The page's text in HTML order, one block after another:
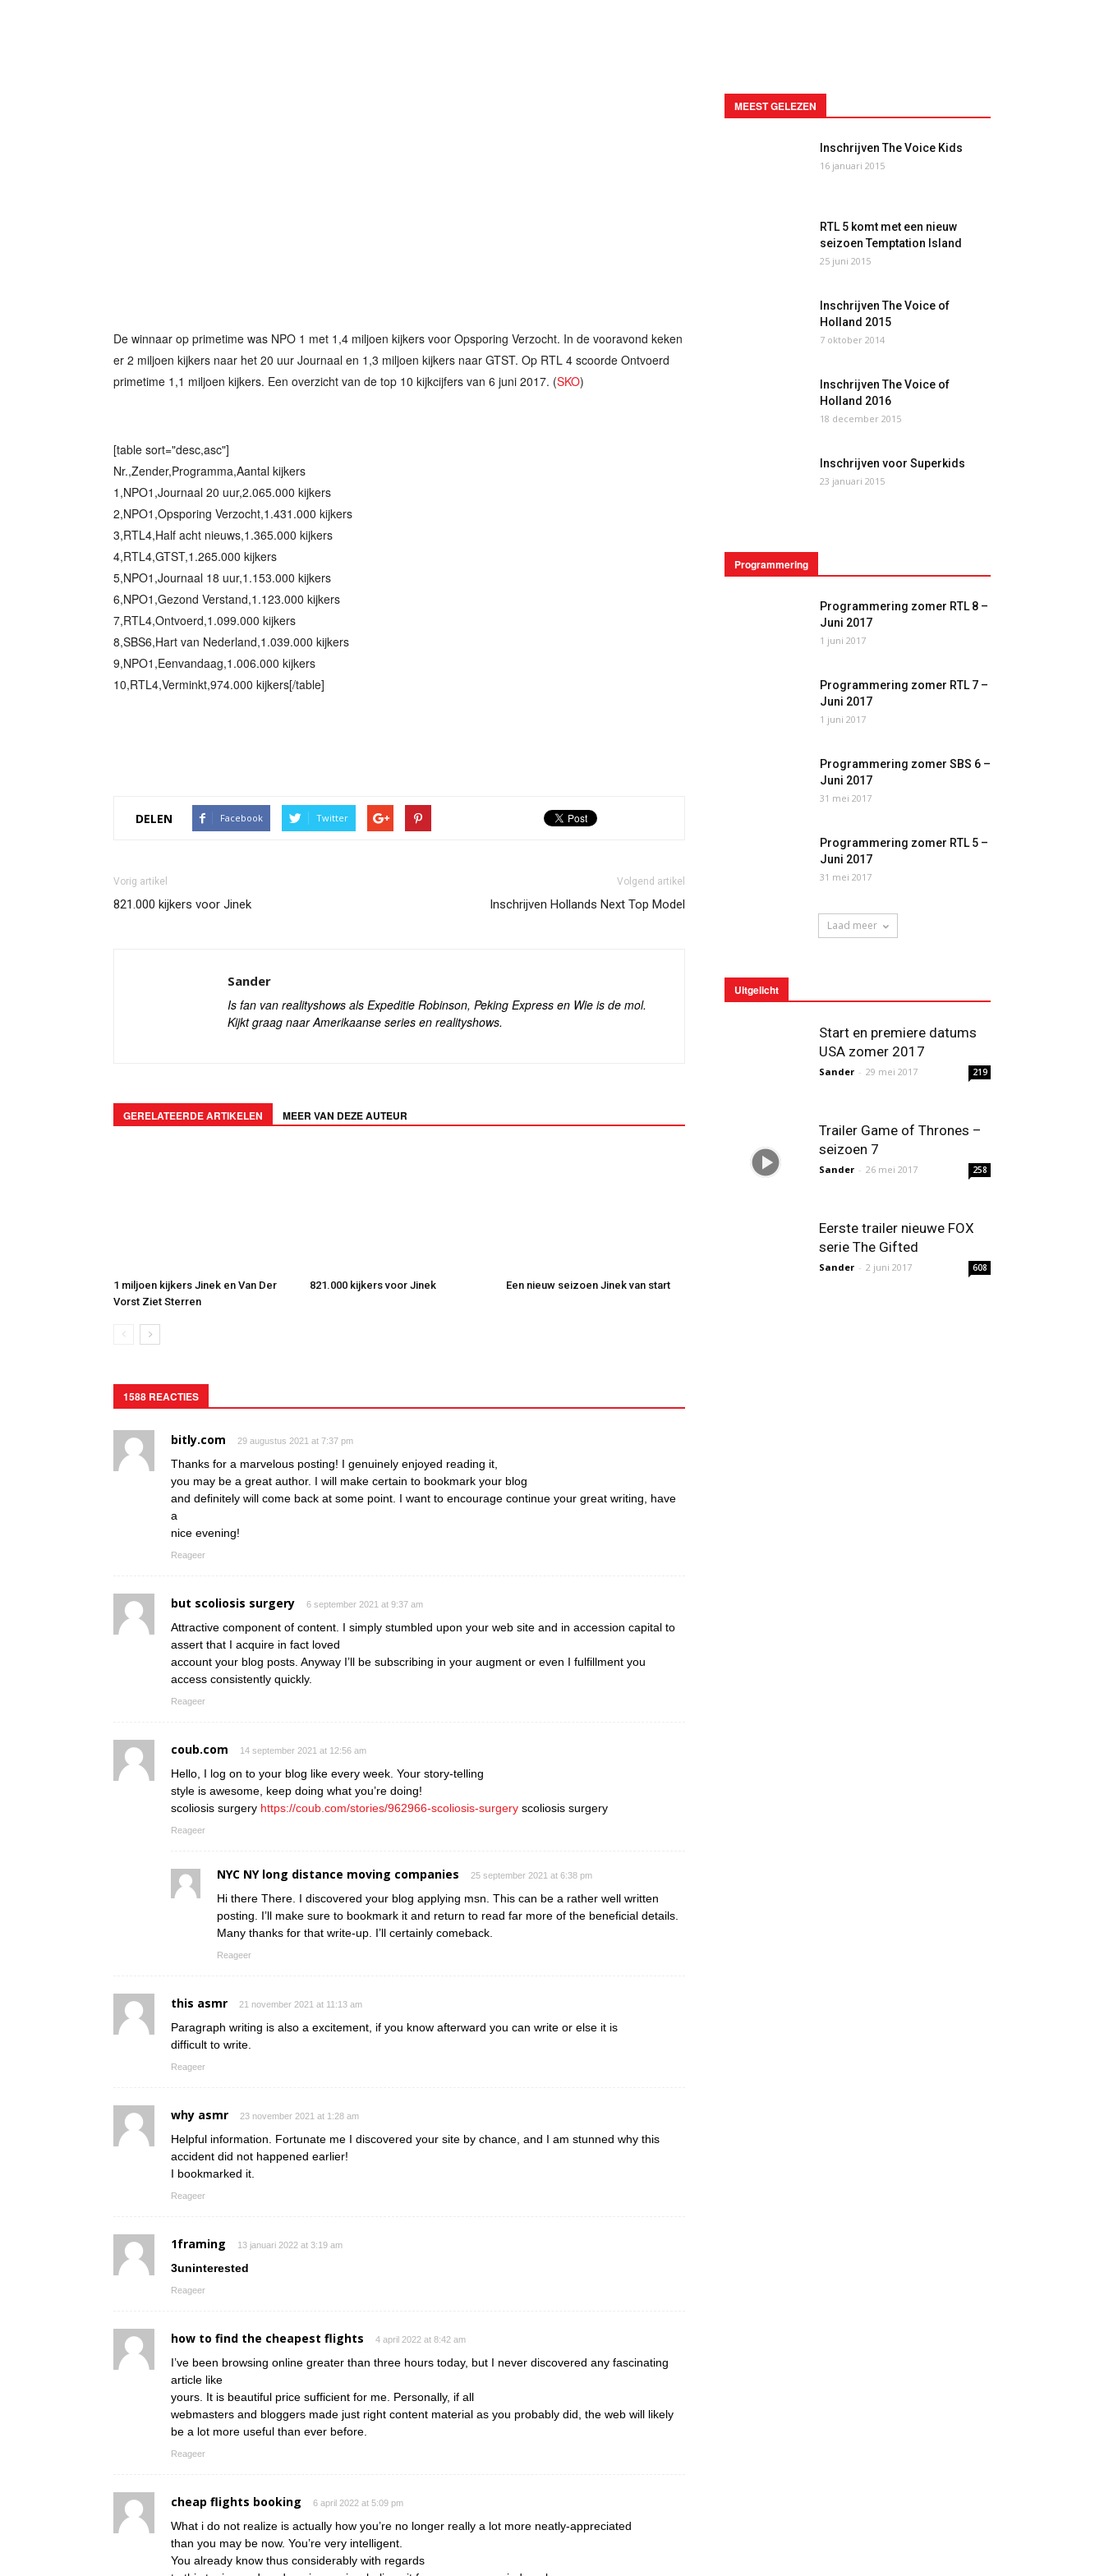
De winnaar op primetime was NPO 1 met 1,4 miljoen kijkers voor Opsporing Verzocht. In de vooravond keken
er 2 miljoen kijkers naar het 20 uur Journaal en 1,3 miljoen kijkers naar GTST. Op RTL 4 scoorde Ontvoerd
primetime 1,1 miljoen kijkers. Een overzicht van de top 10 kijkcijfers van 6 juni 2017. (SKO)
[table sort="desc,asc"]
Nr.,Zender,Programma,Aantal kijkers
1,NPO1,Journaal 20 uur,2.065.000 kijkers
2,NPO1,Opsporing Verzocht,1.431.000 kijkers
3,RTL4,Half acht nieuws,1.365.000 kijkers
4,RTL4,GTST,1.265.000 kijkers
5,NPO1,Journaal 18 uur,1.153.000 kijkers
6,NPO1,Gezond Verstand,1.123.000 kijkers
7,RTL4,Ontvoerd,1.099.000 kijkers
8,SBS6,Hart van Nederland,1.039.000 kijkers
9,NPO1,Eenvandaag,1.006.000 kijkers
10,RTL4,Verminkt,974.000 kijkers[/table]
DELEN Facebook Twitter
Vorig artikel
821.000 kijkers voor Jinek
Volgend artikel
Inschrijven Hollands Next Top Model
Sander
Is fan van realityshows als Expeditie Robinson, Peking Express en Wie is de mol.
Kijkt graag naar Amerikaanse series en realityshows.
GERELATEERDE ARTIKELEN MEER VAN DEZE AUTEUR
1 miljoen kijkers Jinek en Van Der
Vorst Ziet Sterren
821.000 kijkers voor Jinek Een nieuw seizoen Jinek van start
1588 REACTIES
bitly.com 29 augustus 2021 at 7:37 pm
Thanks for a marvelous posting! I genuinely enjoyed reading it,
you may be a great author. I will make certain to bookmark your blog
and definitely will come back at some point. I want to encourage continue your great writing, have
a
nice evening!
Reageer
but scoliosis surgery 6 september 2021 at 9:37 am
Attractive component of content. I simply stumbled upon your web site and in accession capital to
assert that I acquire in fact loved
account your blog posts. Anyway I’ll be subscribing in your augment or even I fulfillment you
access consistently quickly.
Reageer
coub.com 14 september 2021 at 12:56 am
Hello, I log on to your blog like every week. Your story-telling
style is awesome, keep doing what you’re doing!
scoliosis surgery https://coub.com/stories/962966-scoliosis-surgery scoliosis surgery
Reageer
NYC NY long distance moving companies 25 september 2021 at 6:38 pm
Hi there There. I discovered your blog applying msn. This can be a rather well written
posting. I’ll make sure to bookmark it and return to read far more of the beneficial details.
Many thanks for that write-up. I’ll certainly comeback.
Reageer
this asmr 21 november 2021 at 11:13 am
Paragraph writing is also a excitement, if you know afterward you can write or else it is
difficult to write.
Reageer
why asmr 23 november 2021 at 1:28 am
Helpful information. Fortunate me I discovered your site by chance, and I am stunned why this
accident did not happened earlier!
I bookmarked it.
Reageer
1framing 13 januari 2022 at 3:19 am
3uninterested
Reageer
how to find the cheapest flights 4 april 2022 at 8:42 am
I’ve been browsing online greater than three hours today, but I never discovered any fascinating
article like
yours. It is beautiful price sufficient for me. Personally, if all
webmasters and bloggers made just right content material as you probably did, the web will likely
be a lot more useful than ever before.
Reageer
cheap flights booking 6 april 2022 at 5:09 pm
What i do not realize is actually how you’re no longer really a lot more neatly-appreciated
than you may be now. You’re very intelligent.
You already know thus considerably with regards
MEEST GELEZEN
Inschrijven The Voice Kids
16 januari 2015
RTL 5 komt met een nieuw
seizoen Temptation Island
25 juni 2015
Inschrijven The Voice of
Holland 2015
7 oktober 2014
Inschrijven The Voice of
Holland 2016
18 december 2015
Inschrijven voor Superkids
23 januari 2015
Programmering
Programmering zomer RTL 8 –
Juni 2017
1 juni 2017
Programmering zomer RTL 7 –
Juni 2017
1 juni 2017
Programmering zomer SBS 6 –
Juni 2017
31 mei 2017
Programmering zomer RTL 5 –
Juni 2017
31 mei 2017
Laad meer
Uitgelicht
Start en premiere datums
USA zomer 2017
Sander - 29 mei 2017 219
Trailer Game of Thrones –
seizoen 7
Sander - 26 mei 2017 258
Eerste trailer nieuwe FOX
serie The Gifted
Sander - 2 juni 2017 608